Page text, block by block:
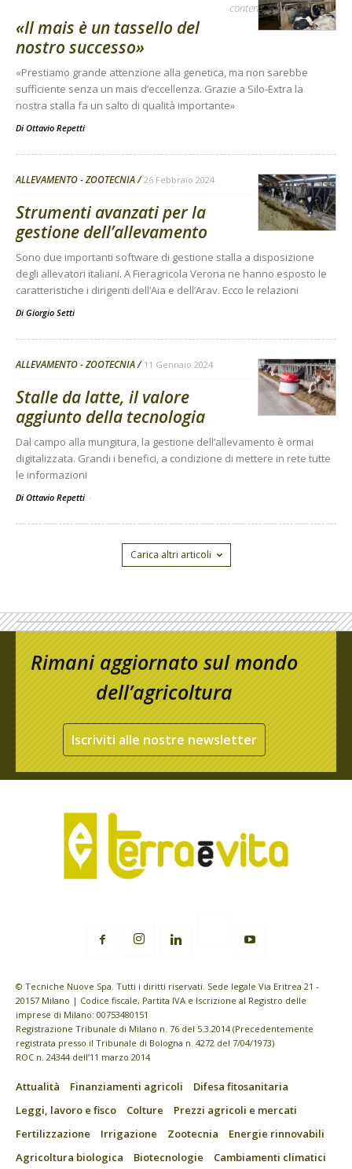
contenuto sponsorizzato
«Il mais è un tassello del
nostro successo»
«Prestiamo grande attenzione alla genetica, ma non sarebbe
sufficiente senza un mais d’eccellenza. Grazie a Silo-Extra la
nostra stalla fa un salto di qualità importante»
Di Ottavio Repetti
ALLEVAMENTO - ZOOTECNIA 26 Febbraio 2024
Strumenti avanzati per la
gestione dell’allevamento
Sono due importanti software di gestione stalla a disposizione
degli allevatori italiani. A Fieragricola Verona ne hanno esposto le
caratteristiche i dirigenti dell’Aia e dell’Arav. Ecco le relazioni
Di Giorgio Setti
ALLEVAMENTO - ZOOTECNIA 11 Gennaio 2024
Stalle da latte, il valore
aggiunto della tecnologia
Dal campo alla mungitura, la gestione dell’allevamento è ormai
digitalizzata. Grandi i benefici, a condizione di mettere in rete tutte
le informazioni
Di Ottavio Repetti -
Carica altri articoli
Rimani aggiornato sul mondo
dell’agricoltura
Iscriviti alle nostre newsletter
© Tecniche Nuove Spa. Tutti i diritti riservati. Sede legale Via Eritrea 21 -
20157 Milano | Codice fiscale, Partita IVA e Iscrizione al Registro delle
imprese di Milano: 00753480151
Registrazione Tribunale di Milano n. 76 del 5.3.2014 (Precedentemente
registrata presso il Tribunale di Bologna n. 4272 del 7/04/1973)
ROC n. 24344 dell’11 marzo 2014
Attualità Finanziamenti agricoli
Difesa fitosanitaria
Leggi, lavoro e fisco
Colture
Prezzi agricoli e mercati
Fertilizzazione
Irrigazione Zootecnia
Energie rinnovabili
Agricoltura biologica
Biotecnologie
Cambiamenti climatici